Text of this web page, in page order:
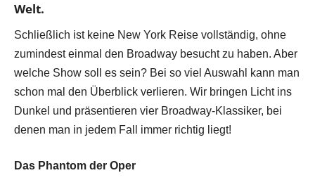
Welt.
Schließlich ist keine New York Reise vollständig, ohne
zumindest einmal den Broadway besucht zu haben. Aber
welche Show soll es sein? Bei so viel Auswahl kann man
schon mal den Überblick verlieren. Wir bringen Licht ins
Dunkel und präsentieren vier Broadway-Klassiker, bei
denen man in jedem Fall immer richtig liegt!
Das Phantom der Oper